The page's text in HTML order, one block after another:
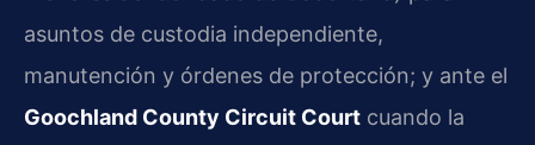
asuntos de custodia independiente,
manutención y órdenes de protección; y ante el
Goochland County Circuit Court cuando la